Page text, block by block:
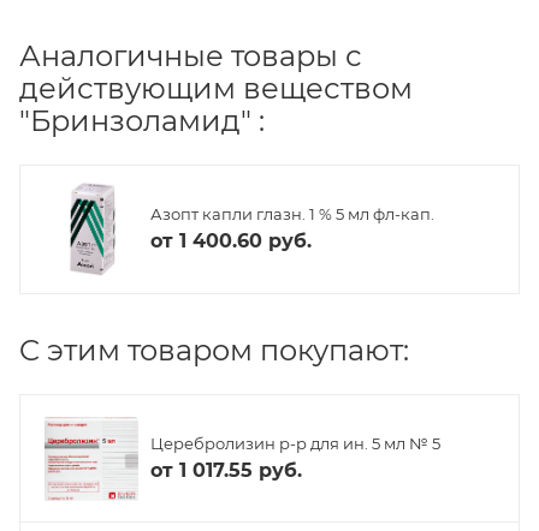
Аналогичные товары с
действующим веществом
"Бринзоламид" :
Азопт капли глазн. 1 % 5 мл фл-кап.
от 1 400.60 руб.
C этим товаром покупают:
Церебролизин р-р для ин. 5 мл № 5
от 1 017.55 руб.